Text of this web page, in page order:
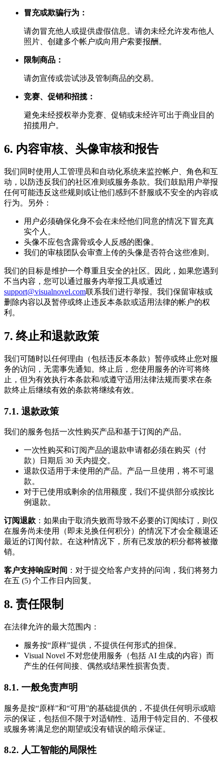
冒充或欺骗行为：
请勿冒充他人或提供虚假信息。请勿未经允许发布他人
照片、创建多个帐户或向用户索要报酬。
限制商品：
请勿宣传或尝试涉及管制商品的交易。
竞赛、促销和招揽：
避免未经授权举办竞赛、促销或未经许可出于商业目的
招揽用户。
6. 内容审核、头像审核和报告
我们同时使用人工管理员和自动化系统来监控帐户、角色和互
动，以防违反我们的社区准则或服务条款。我们鼓励用户举报
任何可能违反这些规则或让他们感到不舒服或不安全的内容或
行为。另外：
用户必须确保化身不会在未经他们同意的情况下冒充真
实个人。
头像不应包含露骨或令人反感的图像。
我们的审核团队会审查上传的头像是否符合这些准则。
我们的目标是维护一个尊重且安全的社区。因此，如果您遇到
不当内容，您可以通过服务内举报工具或通过
support@visualnovel.com联系我们进行举报。我们保留审核或
删除内容以及暂停或终止违反本条款或适用法律的帐户的权
利。
7. 终止和退款政策
我们可随时以任何理由（包括违反本条款）暂停或终止您对服
务的访问，无需事先通知。终止后，您使用服务的许可将终
止，但为有效执行本条款和/或遵守适用法律法规而要求在条
款终止后继续有效的条款将继续有效。
7.1. 退款政策
我们的服务包括一次性购买产品和基于订阅的产品。
一次性购买和订阅产品的退款申请都必须在购买（付
款）日期后 30 天内提交。
退款仅适用于未使用的产品。产品一旦使用，将不可退
款。
对于已使用或剩余的信用额度，我们不提供部分或按比
例退款。
订阅退款 ：如果由于取消失败而导致不必要的订阅续订，则仅
在服务尚未使用（即未兑换任何积分）的情况下才会全额退还
最近的订阅付款。在这种情况下，所有已发放的积分都将被撤
销。
客户支持响应时间 ：对于提交给客户支持的问询，我们将努力
在五 (5) 个工作日内回复。
8. 责任限制
在法律允许的最大范围内：
服务按“原样”提供，不提供任何形式的担保。
Visual Novel 不对您使用服务（包括 AI 生成的内容）而
产生的任何间接、偶然或结果性损害负责。
8.1. 一般免责声明
服务是按“原样”和“可用”的基础提供的，不提供任何明示或暗
示的保证，包括但不限于对适销性、适用于特定目的、不侵权
或服务将满足您的期望或没有错误的暗示保证。
8.2. 人工智能的局限性